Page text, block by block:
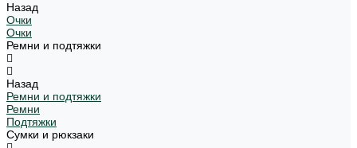
Назад
Очки
Очки
Ремни и подтяжки
Назад
Ремни и подтяжки
Ремни
Подтяжки
Сумки и рюкзаки